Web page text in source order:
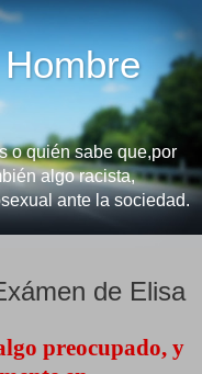
o quién sabe que,por
algo racista,
ante la sociedad.
de Elisa
preocupado, y